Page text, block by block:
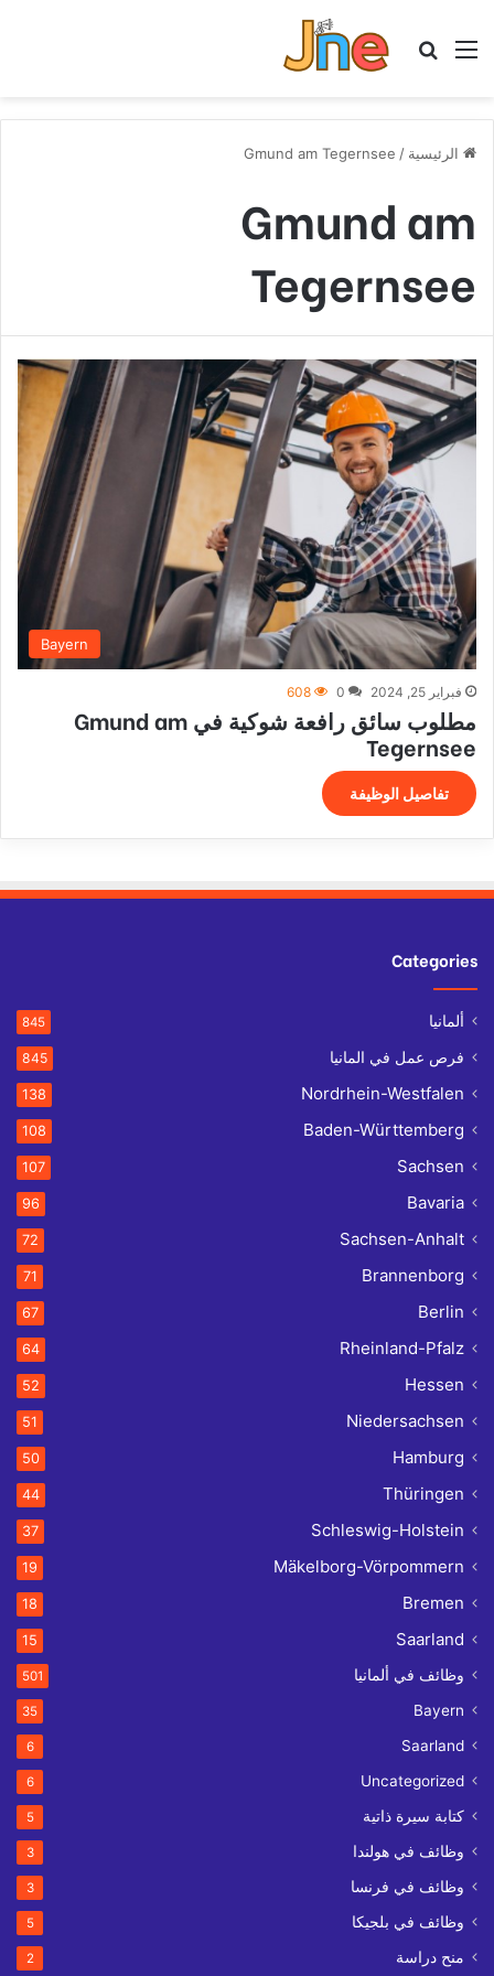
القائمة بحث عن
الرئيسية /
Gmund am Tegernsee
Gmund am
Tegernsee
Bayern
فبراير 25, 2024 0
608
مطلوب سائق رافعة شوكية في Gmund am
Tegernsee
تفاصيل الوظيفة
Categories
ألمانيا 845
فرص عمل في المانيا 845
Nordrhein-Westfalen
138
Baden-Württemberg
108
Sachsen
107
Bavaria
96
Sachsen-Anhalt
72
Brannenborg
71
Berlin
67
Rheinland-Pfalz
64
Hessen
52
Niedersachsen
51
Hamburg
50
Thüringen
44
Schleswig-Holstein
37
Mäkelborg-Vörpommern
19
Bremen
18
Saarland
15
وظائف في ألمانيا 501
Bayern
35
Saarland
6
Uncategorized
6
كتابة سيرة ذاتية 5
وظائف في هولندا 3
وظائف في فرنسا 3
وظائف في بلجيكا 5
منح دراسة 2